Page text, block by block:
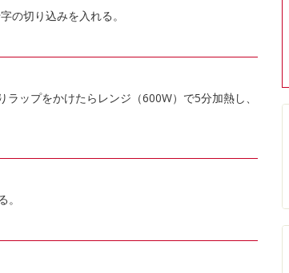
の切り込みを入れる。
ップをかけたらレンジ（600W）で5分加熱し、